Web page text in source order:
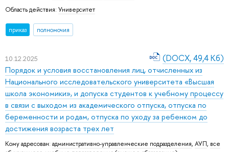
Область действия: Университет
приказ полномочия
10.12.2025
Порядок и условия восстановления лиц, отчисленных из
Национального исследовательского университета «Высшая
школа экономики», и допуска студентов к учебному процессу
в связи с выходом из академического отпуска, отпуска по
беременности и родам, отпуска по уходу за ребенком до
достижения возраста трех лет
Кому адресован: административно-управленческие подразделения, АУП, все
(DOCX, 49,4 Кб)